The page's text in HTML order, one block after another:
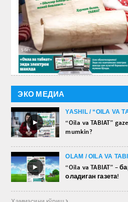
ЭКО МЕДИА
►
YASHIL / “OILA VA
“Oila va TABIAT”
mumkin?
►
OLAM / OILA VA
“Oila va TABIAT” –
оладиган газета!